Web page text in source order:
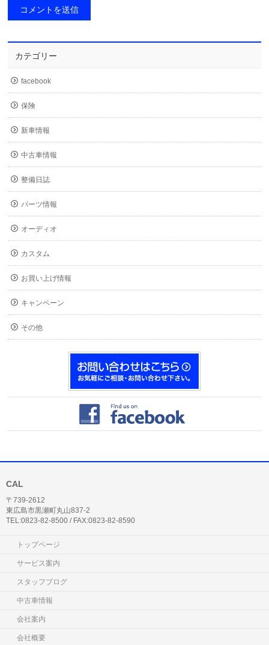
カテゴリー
facebook
保険
新車情報
中古車情報
整備日誌
パーツ情報
オーディオ
カスタム
お買い上げ情報
キャンペーン
その他
CAL
〒739-2612
東広島市黒瀬町丸山837-2
TEL:0823-82-8500 / FAX:0823-82-8590
トップページ
サービス案内
スタッフブログ
中古車情報
会社案内
会社概要